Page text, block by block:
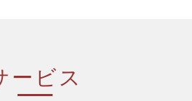
ービス